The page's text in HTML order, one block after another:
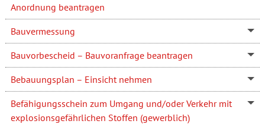
Anordnung beantragen
Bauvermessung
Bauvorbescheid – Bauvoranfrage beantragen
Bebauungsplan – Einsicht nehmen
Befähigungsschein zum Umgang und/oder Verkehr mit
explosionsgefährlichen Stoffen (gewerblich)